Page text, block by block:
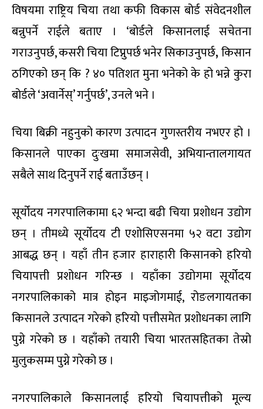
विषयमा राष्ट्रिय चिया तथा कफी विकास बोर्ड संवेदनशील
बन्नुपर्ने राईले बताए । ‘बोर्डले किसानलाई सचेतना
गराउनुपर्छ, कसरी चिया टिप्नुपर्छ भनेर सिकाउनुपर्छ,किसान
ठगिएको छन् कि ? ४० पतिशत मुना भनेको के हो भन्ने कुरा
बोर्डले ‘अवार्नेस्’ गर्नुपर्छ’, उनले भने ।
चिया बिक्री नहुनुको कारण उत्पादन गुणस्तरीय नभएर हो ।
किसानले पाएका दुःखमा समाजसेवी, अभियान्तालगायत
सबैले साथ दिनुपर्ने राई बताउँछन् ।
सूर्योदय नगरपालिकामा ६२ भन्दा बढी चिया प्रशोधन उद्योग
छन् । तीमध्ये सूर्योदय टी एशोसिएसनमा ५२ वटा उद्योग
आबद्ध छन् । यहाँ तीन हजार हाराहारी किसानको हरियो
चियापत्ती प्रशोधन गरिन्छ । यहाँका उद्योगमा सूर्योदय
नगरपालिकाको मात्र होइन माइजोगमाई, रोङलगायतका
किसानले उत्पादन गरेको हरियो पत्तीसमेत प्रशोधनका लागि
पुग्ने गरेको छ । यहाँको तयारी चिया भारतसहितका तेस्रो
मुलुकसम्म पुग्ने गरेको छ ।
नगरपालिकाले किसानलाई हरियो चियापत्तीको मूल्य